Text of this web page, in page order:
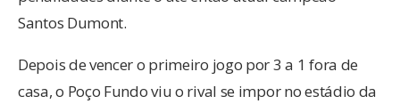
Santos Dumont.
Depois de vencer o primeiro jogo por 3 a 1 fora de
casa, o Poço Fundo viu o rival se impor no estádio da